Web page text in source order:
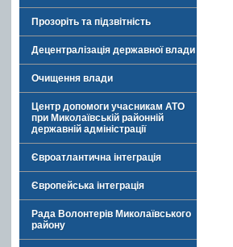
Прозоріть та підзвітність
Децентралізація державної влади
Очищення влади
Центр допомоги учасникам АТО
при Миколаївській районній
державній адміністрації
Євроатлантична інтеграція
Європейська інтеграція
Рада Волонтерів Миколаївського
району